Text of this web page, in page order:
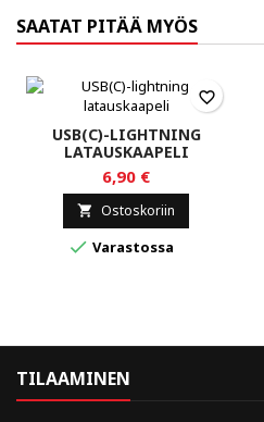
SAATAT PITÄÄ MYÖS
USB(C)-LIGHTNING
LATAUSKAAPELI
6,90 €
 Ostoskoriin
 Varastossa
favorite_border
TILAAMINEN